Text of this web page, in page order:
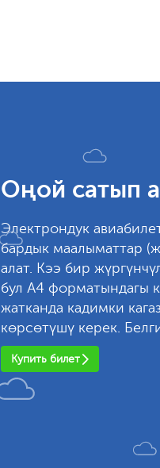
Оңой сатып
Электрондук
бардык маалыматтар
алат. Кээ бир
бул А4 форматындагы
жатканда кадимки
көрсөтүшү керек.
Купить билет